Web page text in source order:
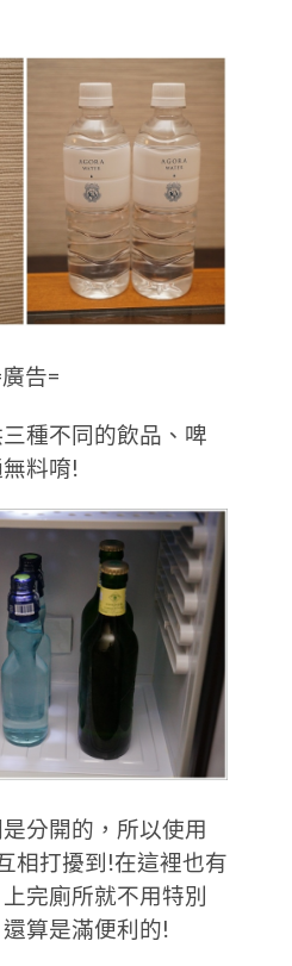
告=
種不同的飲品、啤
料唷!
分開的，所以使用
相打擾到!在這裡也有
完廁所就不用特別
算是滿便利的!